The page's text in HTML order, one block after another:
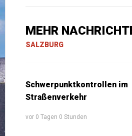
MEHR
SALZBURG
Schwerpunktkontrollen im
Straßenverkehr
vor 0 Tagen 0 Stunden